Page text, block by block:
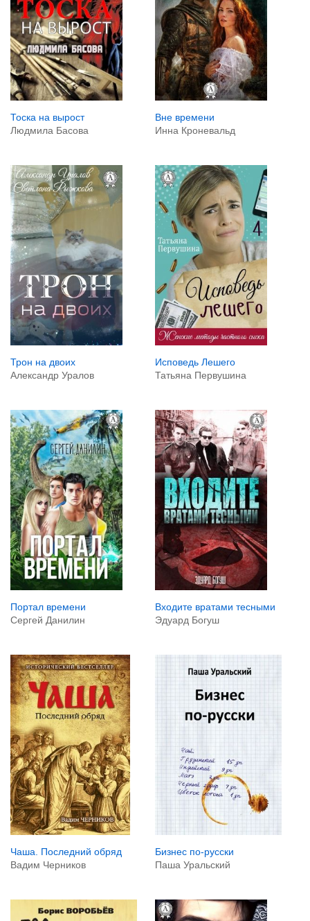
Тоска на вырост
Людмила Басова
Вне времени
Инна Кроневальд
Трон на двоих
Александр Уралов
Исповедь Лешего
Татьяна Первушина
Портал времени
Сергей Данилин
Входите вратами тесными
Эдуард Богуш
Чаша. Последний обряд
Вадим Черников
Бизнес по-русски
Паша Уральский